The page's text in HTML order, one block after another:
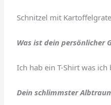
Schnitzel mit
Was ist dein persönlicher
Ich hab ein T-Shirt was ich
Dein schlimmster